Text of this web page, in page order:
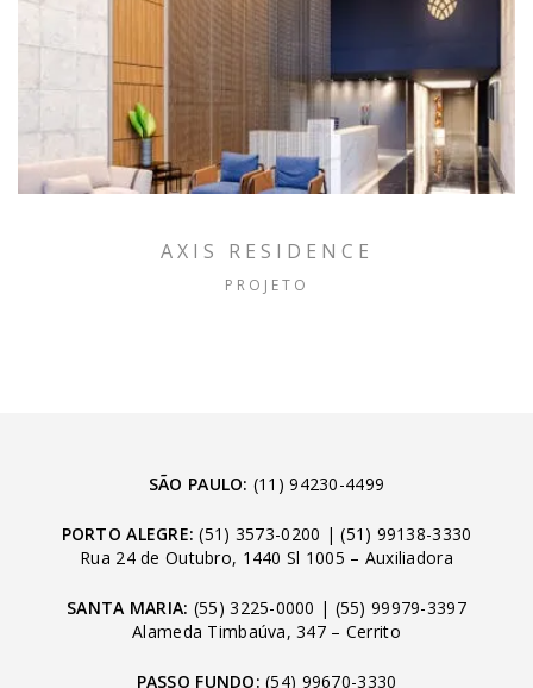
AXIS RESIDENCE
PROJETO
SÃO PAULO: (11) 94230-4499
PORTO ALEGRE: (51) 3573-0200 |(51) 99138-3330
Rua 24 de Outubro, 1440 Sl 1005 – Auxiliadora
SANTA MARIA: (55) 3225-0000 | (55) 99979-3397
Alameda Timbaúva, 347 – Cerrito
PASSO FUNDO: (54) 99670-3330